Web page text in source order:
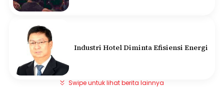
Industri Hotel Diminta Efisiensi Energi
Swipe untuk lihat berita lainnya